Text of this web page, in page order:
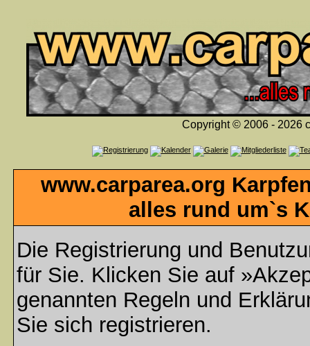
Copyright © 2006 - 2026
www.carparea.org
alles rund um`s
Die Registrierung und
für Sie. Klicken Sie auf
genannten Regeln und
Sie sich registrieren.